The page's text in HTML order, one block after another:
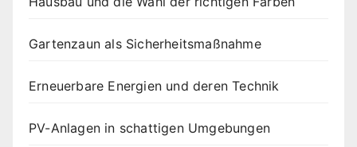
Gartenzaun als Sicherheitsmaßnahme
Erneuerbare Energien und deren Technik
PV-Anlagen in schattigen Umgebungen